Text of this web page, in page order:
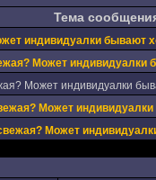
Тема
индивидуалки бывают
Может индивидуалки
Может индивидуалки
Может
Может